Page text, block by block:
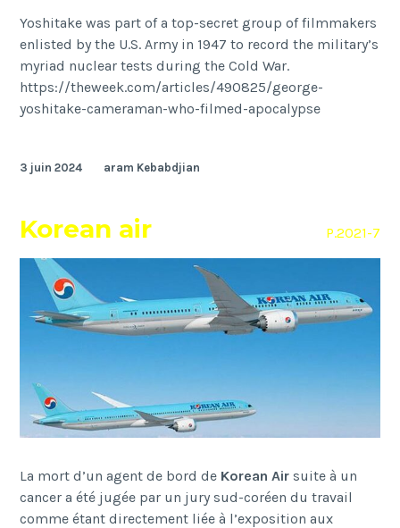
Yoshitake was part of a top-secret group of filmmakers
enlisted by the U.S. Army in 1947 to record the military’s
myriad nuclear tests during the Cold War.
https://theweek.com/articles/490825/george-
yoshitake-cameraman-who-filmed-apocalypse
3 juin 2024 aram Kebabdjian
Korean air P.2021-7
La mort d’un agent de bord de Korean Air suite à un
cancer a été jugée par un jury sud-coréen du travail
comme étant directement liée à l’exposition aux